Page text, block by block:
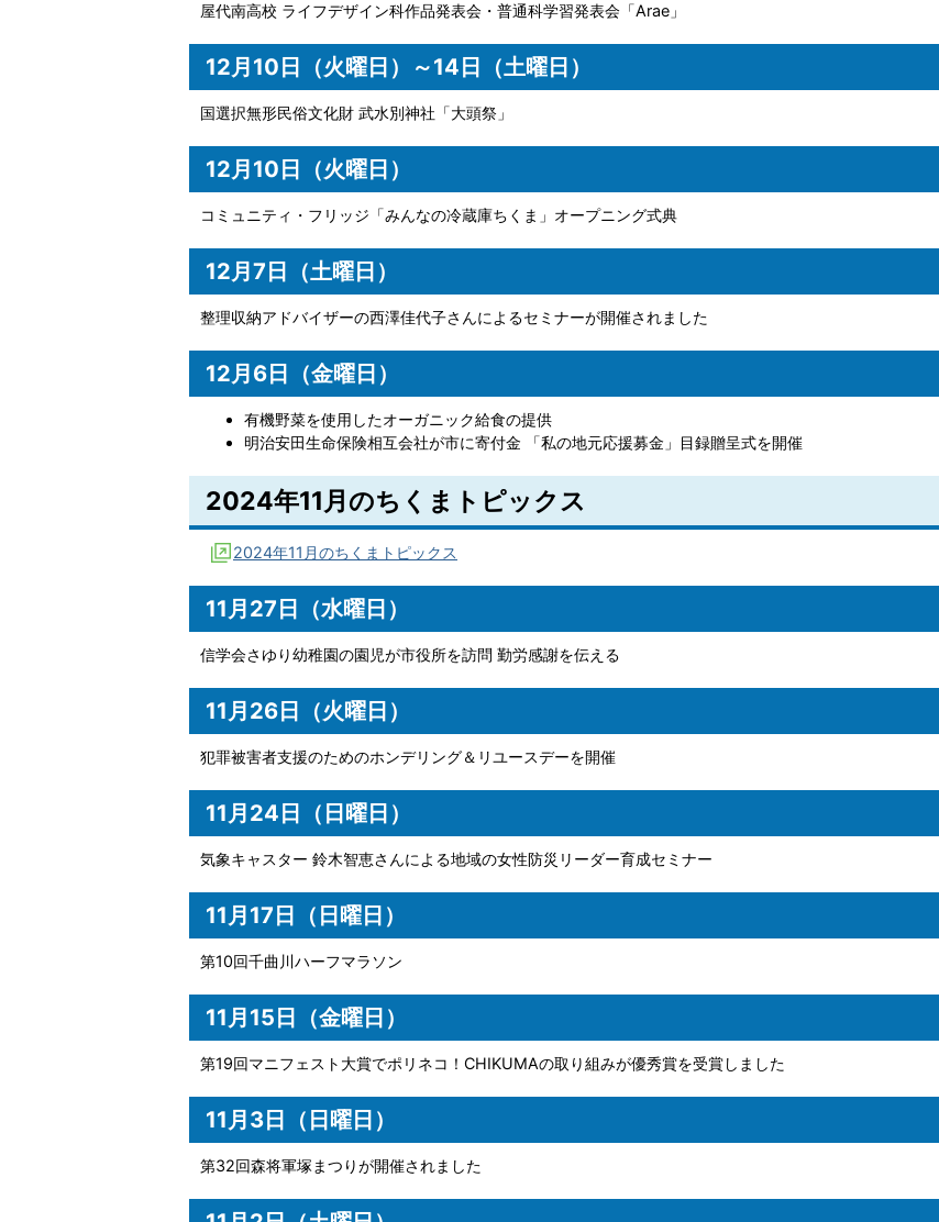
屋代南高校 ライフデザイン科作品発表会・普通科学習発表会「Arae」
12月10日（火曜日）～14日（土曜日）
国選択無形民俗文化財 武水別神社「大頭祭」
12月10日（火曜日）
コミュニティ・フリッジ「みんなの冷蔵庫ちくま」オープニング式典
12月7日（土曜日）
整理収納アドバイザーの西澤佳代子さんによるセミナーが開催されました
12月6日（金曜日）
有機野菜を使用したオーガニック給食の提供
明治安田生命保険相互会社が市に寄付金 「私の地元応援募金」目録贈呈式を開催
2024年11月のちくまトピックス
2024年11月のちくまトピックス
11月27日（水曜日）
信学会さゆり幼稚園の園児が市役所を訪問 勤労感謝を伝える
11月26日（火曜日）
犯罪被害者支援のためのホンデリング＆リユースデーを開催
11月24日（日曜日）
気象キャスター 鈴木智恵さんによる地域の女性防災リーダー育成セミナー
11月17日（日曜日）
第10回千曲川ハーフマラソン
11月15日（金曜日）
第19回マニフェスト大賞でポリネコ！CHIKUMAの取り組みが優秀賞を受賞しました
11月3日（日曜日）
第32回森将軍塚まつりが開催されました